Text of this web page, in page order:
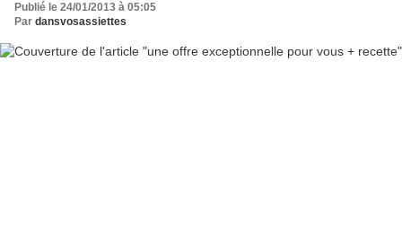
Publié le 24/01/2013 à 05:05
Par dansvosassiettes